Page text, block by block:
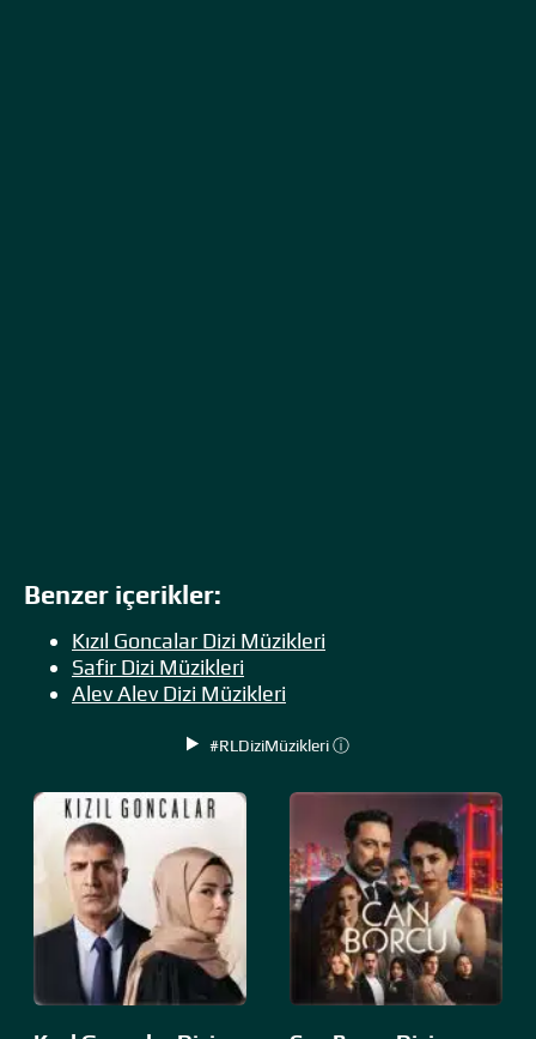
Benzer içerikler:
Kızıl Goncalar Dizi Müzikleri
Safir Dizi Müzikleri
Alev Alev Dizi Müzikleri
#RLDiziMüzikleri ⓘ